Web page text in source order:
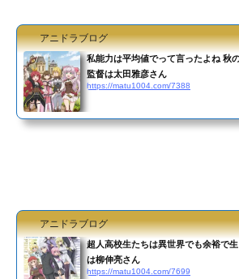
アニドラブログ
私能力は平均値でって言ったよね 秋
監督は太田雅彦さん
https://matu1004.com/7388
アニドラブログ
超人高校生たちは異世界でも余裕で
は柳伸亮さん
https://matu1004.com/7699